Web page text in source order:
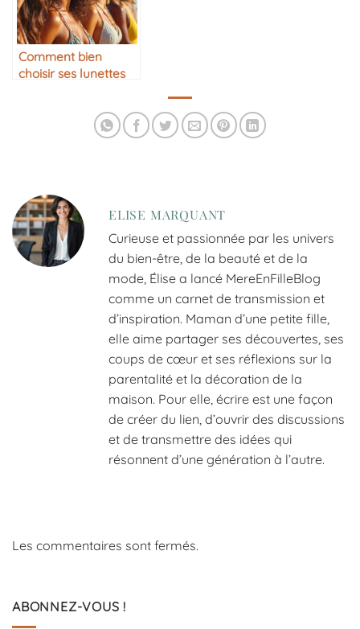
Comment bien
choisir ses lunettes
ELISE MARQUANT
Curieuse et passionnée par les univers
du bien-être, de la beauté et de la
mode, Élise a lancé MereEnFilleBlog
comme un carnet de transmission et
d’inspiration. Maman d’une petite fille,
elle aime partager ses découvertes, ses
coups de cœur et ses réflexions sur la
parentalité et la décoration de la
maison. Pour elle, écrire est une façon
de créer du lien, d’ouvrir des discussions
et de transmettre des idées qui
résonnent d’une génération à l’autre.
Les commentaires sont fermés.
ABONNEZ-VOUS !